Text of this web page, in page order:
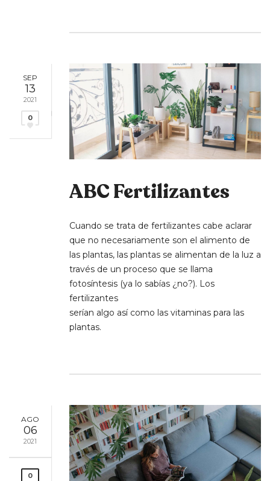
SEP
13
2021
0
ABC Fertilizantes
Cuando se trata de fertilizantes cabe aclarar
que no necesariamente son el alimento de
las plantas, las plantas se alimentan de la luz a
través de un proceso que se llama
fotosíntesis (ya lo sabías ¿no?). Los
fertilizantes
serían algo así como las vitaminas para las
plantas.
AGO
06
2021
0